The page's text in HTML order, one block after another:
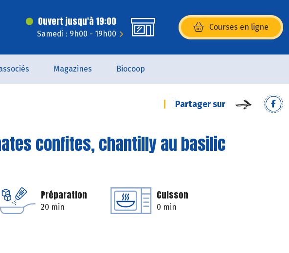
Ouvert jusqu'à 19:00
Samedi : 9h00 - 19h00
Courses en ligne
(s’ouvre dans une nouvelle
Magazines Biocoop
Partager sur
confites, chantilly au basilic
Préparation
20 min
Cuisson
0 min